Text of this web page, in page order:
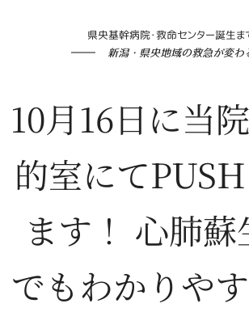
県央基幹病院・救命センター誕生ま
新潟・県央地域の救急が変わ
10月16日に当
的室にて
ます！ 心肺
でもわかりや